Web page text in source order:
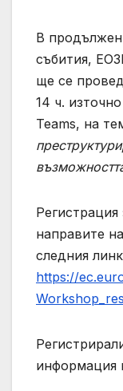
В
събития,
ще се
14 ч.
Teams, на
направите
следния
https://
информация